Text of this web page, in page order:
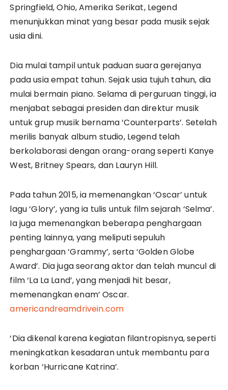
Springfield, Ohio, Amerika Serikat, Legend
menunjukkan minat yang besar pada musik sejak
usia dini.
Dia mulai tampil untuk paduan suara gerejanya
pada usia empat tahun. Sejak usia tujuh tahun, dia
mulai bermain piano. Selama di perguruan tinggi, ia
menjabat sebagai presiden dan direktur musik
untuk grup musik bernama ‘Counterparts’. Setelah
merilis banyak album studio, Legend telah
berkolaborasi dengan orang-orang seperti Kanye
West, Britney Spears, dan Lauryn Hill.
Pada tahun 2015, ia memenangkan ‘Oscar’ untuk
lagu ‘Glory’, yang ia tulis untuk film sejarah ‘Selma’.
Ia juga memenangkan beberapa penghargaan
penting lainnya, yang meliputi sepuluh
penghargaan ‘Grammy’, serta ‘Golden Globe
Award’. Dia juga seorang aktor dan telah muncul di
film ‘La La Land’, yang menjadi hit besar,
memenangkan enam’ Oscar.
americandreamdrivein.com
‘Dia dikenal karena kegiatan filantropisnya, seperti
meningkatkan kesadaran untuk membantu para
korban ‘Hurricane Katrina’.